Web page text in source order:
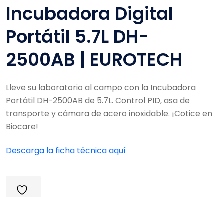
Incubadora Digital
Portátil 5.7L DH-
2500AB | EUROTECH
Lleve su laboratorio al campo con la Incubadora
Portátil DH-2500AB de 5.7L. Control PID, asa de
transporte y cámara de acero inoxidable. ¡Cotice en
Biocare!
Descarga la ficha técnica aquí